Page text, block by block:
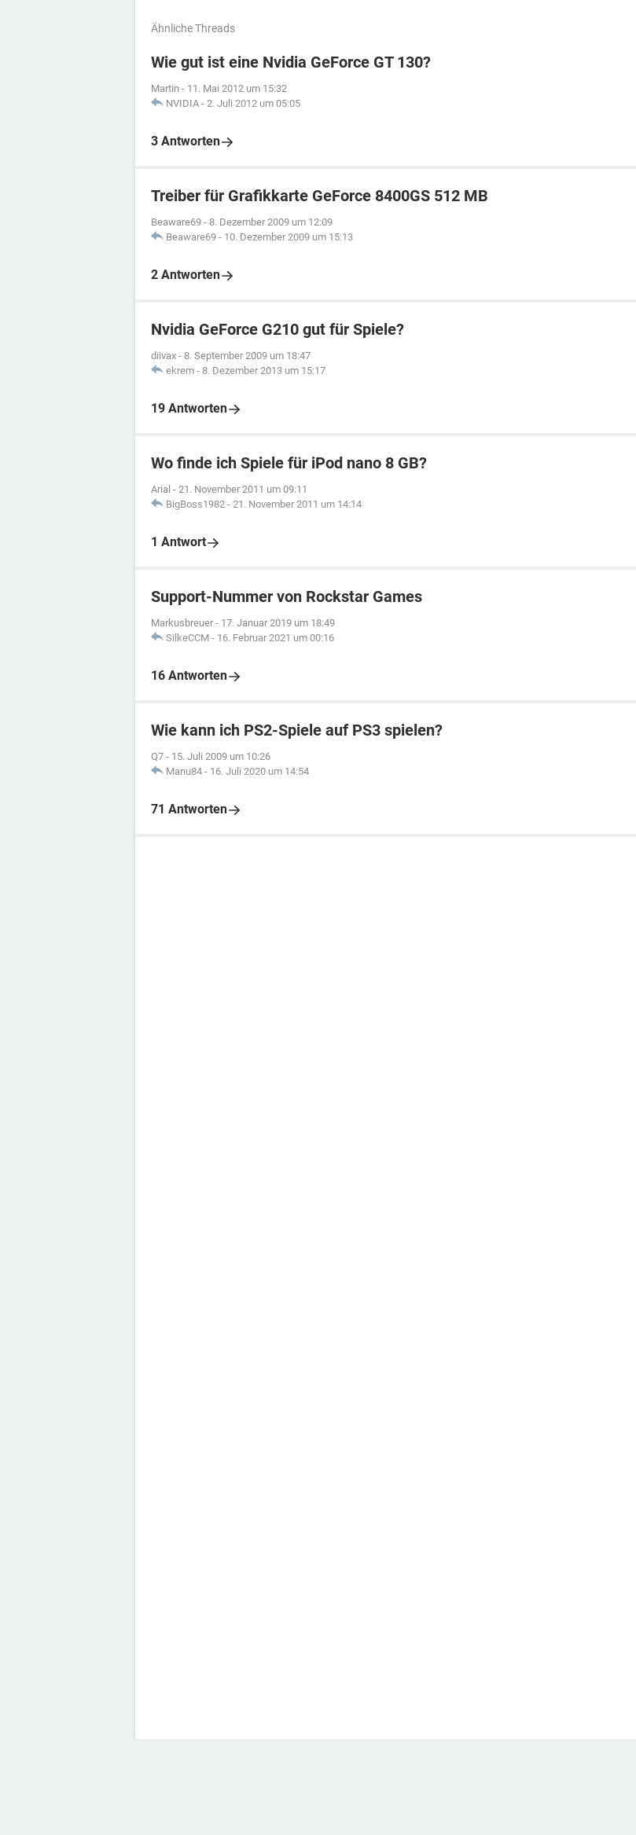
Ähnliche Threads
Wie gut ist eine Nvidia GeForce GT 130?
Martin - 11. Mai 2012 um 15:32
NVIDIA - 2. Juli 2012 um 05:05
3 Antworten
Treiber für Grafikkarte GeForce 8400GS 512 MB
Beaware69 - 8. Dezember 2009 um 12:09
Beaware69 - 10. Dezember 2009 um 15:13
2 Antworten
Nvidia GeForce G210 gut für Spiele?
diivax - 8. September 2009 um 18:47
ekrem - 8. Dezember 2013 um 15:17
19 Antworten
Wo finde ich Spiele für iPod nano 8 GB?
Arial - 21. November 2011 um 09:11
BigBoss1982 - 21. November 2011 um 14:14
1 Antwort
Support-Nummer von Rockstar Games
Markusbreuer - 17. Januar 2019 um 18:49
SilkeCCM - 16. Februar 2021 um 00:16
16 Antworten
Wie kann ich PS2-Spiele auf PS3 spielen?
Q7 - 15. Juli 2009 um 10:26
Manu84 - 16. Juli 2020 um 14:54
71 Antworten